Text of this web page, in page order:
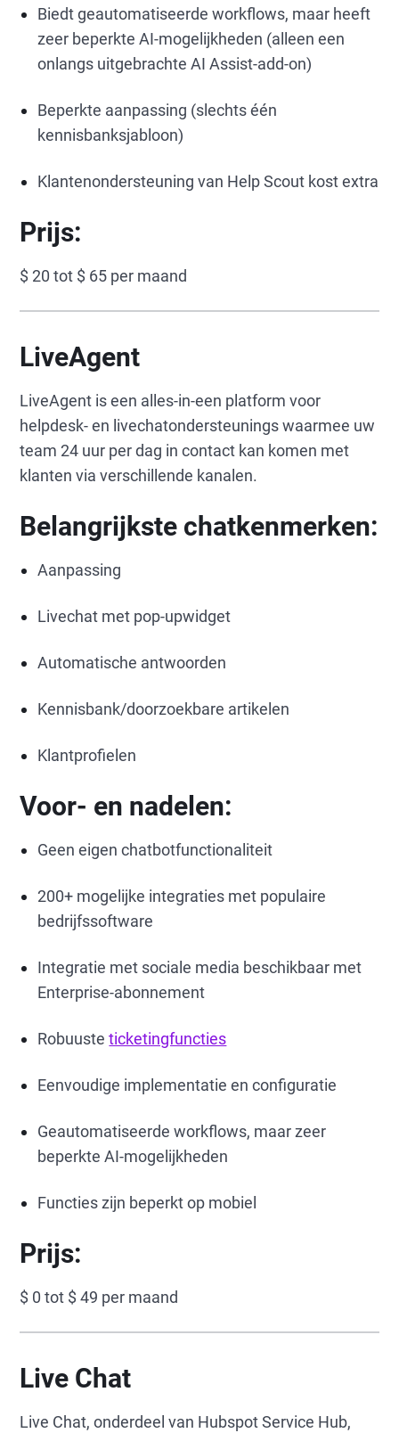
Biedt geautomatiseerde workflows, maar heeft
zeer beperkte AI-mogelijkheden (alleen een
onlangs uitgebrachte AI Assist-add-on)
Beperkte aanpassing (slechts één
kennisbanksjabloon)
Klantenondersteuning van Help Scout kost extra
Prijs:
$ 20 tot $ 65 per maand
LiveAgent
LiveAgent is een alles-in-een platform voor
helpdesk- en livechatondersteunings waarmee uw
team 24 uur per dag in contact kan komen met
klanten via verschillende kanalen.
Belangrijkste chatkenmerken:
Aanpassing
Livechat met pop-upwidget
Automatische antwoorden
Kennisbank/doorzoekbare artikelen
Klantprofielen
Voor- en nadelen:
Geen eigen chatbotfunctionaliteit
200+ mogelijke integraties met populaire
bedrijfssoftware
Integratie met sociale media beschikbaar met
Enterprise-abonnement
Robuusteticketingfuncties
Eenvoudige implementatie en configuratie
Geautomatiseerde workflows, maar zeer
beperkte AI-mogelijkheden
Functies zijn beperkt op mobiel
Prijs:
$ 0 tot $ 49 per maand
Live Chat
Live Chat, onderdeel van Hubspot Service Hub,